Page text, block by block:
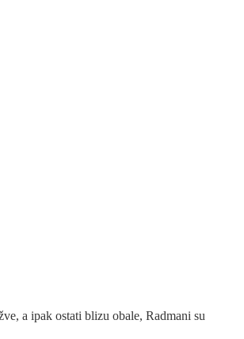
a ipak ostati blizu obale, Radmani su